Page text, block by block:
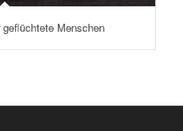
Menschen